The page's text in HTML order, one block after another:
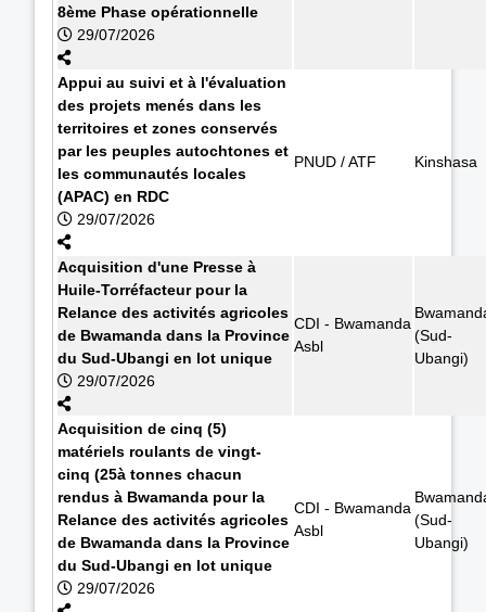
8ème Phase opérationnelle
29/07/2026
Appui au suivi et à l'évaluation
des projets menés dans les
territoires et zones conservés
par les peuples autochtones et
les communautés locales
(APAC) en RDC
29/07/2026
PNUD / ATF Kinshasa
Acquisition d'une Presse à
Huile-Torréfacteur pour la
Relance des activités agricoles
de Bwamanda dans la Province
du Sud-Ubangi en lot unique
29/07/2026
CDI - Bwamanda
Asbl
(Sud-
Ubangi)
Acquisition de cinq (5)
matériels roulants de vingt-
cinq (25à tonnes chacun
rendus à Bwamanda pour la
Relance des activités agricoles
de Bwamanda dans la Province
du Sud-Ubangi en lot unique
29/07/2026
CDI - Bwamanda
Asbl
(Sud-
Ubangi)